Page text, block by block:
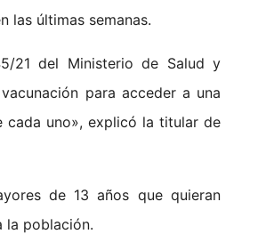
las últimas semanas.
21 del Ministerio de Salud y
para acceder a una
uno», explicó la titular de
de 13 años que quieran
la población.